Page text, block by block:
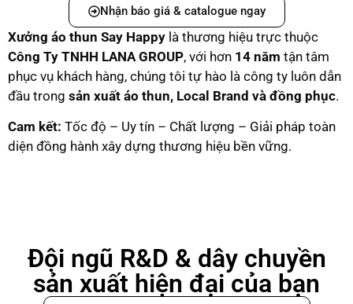
Nhận báo giá & catalogue ngay
Xưởng áo thun Say Happy là thương hiệu trực thuộc
Công Ty TNHH LANA GROUP, với hơn 14 năm tận tâm
phục vụ khách hàng, chúng tôi tự hào là công ty luôn dẫn
đầu trong sản xuất áo thun, Local Brand và đồng phục.
Cam kết: Tốc độ – Uy tín – Chất lượng – Giải pháp toàn
diện đồng hành xây dựng thương hiệu bền vững.
Đội ngũ R&D & dây chuyền
sản xuất hiện đại của bạn